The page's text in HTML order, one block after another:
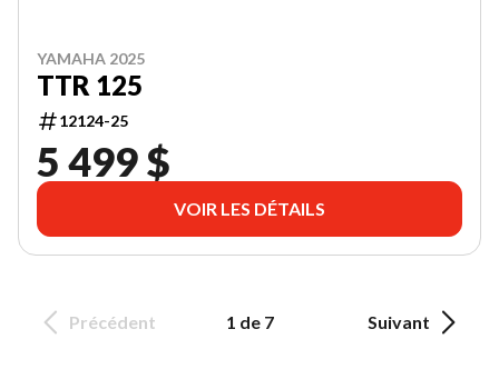
YAMAHA 2025
TTR 125
12124-25
5 499 $
VOIR LES DÉTAILS
Précédent 1 de 7 Suivant